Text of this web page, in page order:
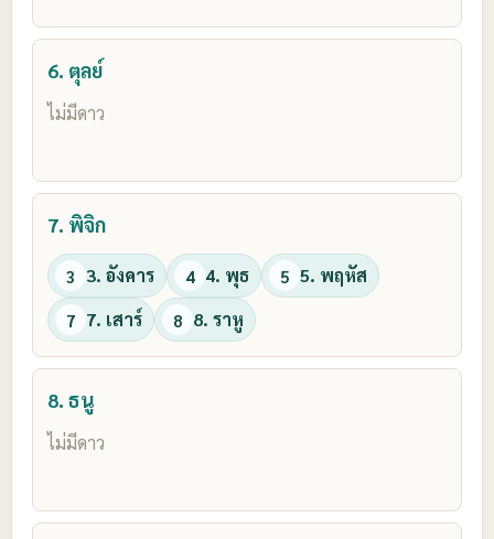
6. ตุลย์
ไม่มีดาว
7. พิจิก
3 3. อังคาร 4 4. พุธ 5 5. พฤหัส
7 7. เสาร์ 8 8. ราหู
8. ธนู
ไม่มีดาว